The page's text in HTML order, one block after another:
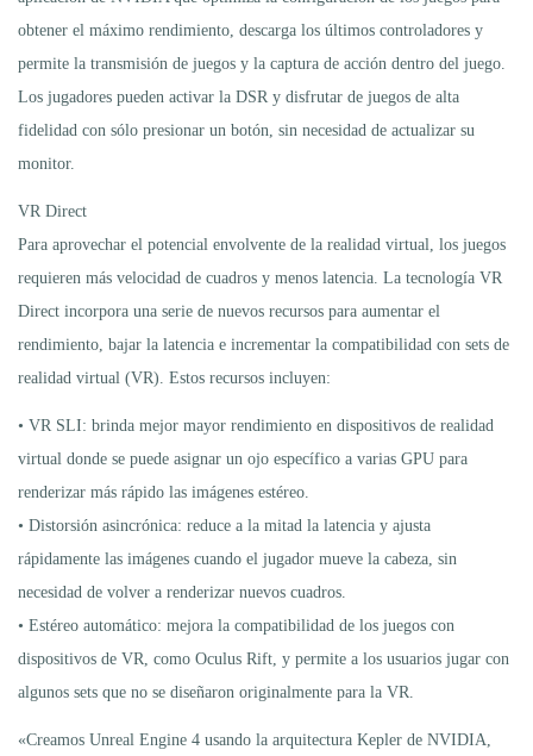
obtener el máximo rendimiento, descarga los últimos controladores y
permite la transmisión de juegos y la captura de acción dentro del juego.
Los jugadores pueden activar la DSR y disfrutar de juegos de alta
fidelidad con sólo presionar un botón, sin necesidad de actualizar su
monitor.
VR Direct
Para aprovechar el potencial envolvente de la realidad virtual, los juegos
requieren más velocidad de cuadros y menos latencia. La tecnología VR
Direct incorpora una serie de nuevos recursos para aumentar el
rendimiento, bajar la latencia e incrementar la compatibilidad con sets de
realidad virtual (VR). Estos recursos incluyen:
• VR SLI: brinda mejor mayor rendimiento en dispositivos de realidad
virtual donde se puede asignar un ojo específico a varias GPU para
renderizar más rápido las imágenes estéreo.
• Distorsión asincrónica: reduce a la mitad la latencia y ajusta
rápidamente las imágenes cuando el jugador mueve la cabeza, sin
necesidad de volver a renderizar nuevos cuadros.
• Estéreo automático: mejora la compatibilidad de los juegos con
dispositivos de VR, como Oculus Rift, y permite a los usuarios jugar con
algunos sets que no se diseñaron originalmente para la VR.
«Creamos Unreal Engine 4 usando la arquitectura Kepler de NVIDIA,